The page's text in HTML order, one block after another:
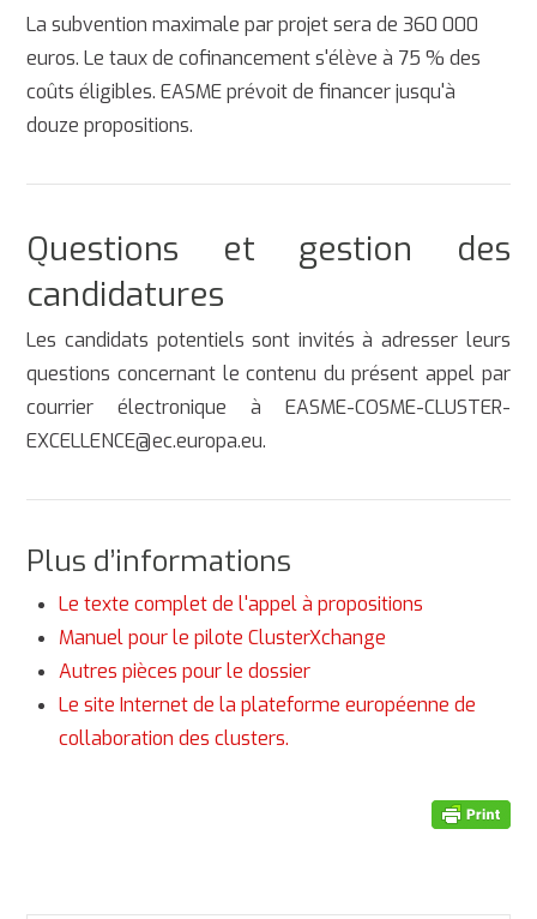
La subvention maximale par projet sera de 360 000
euros. Le taux de cofinancement s'élève à 75 % des
coûts éligibles. EASME prévoit de financer jusqu'à
douze propositions.
Questions et gestion des
candidatures
Les candidats potentiels sont invités à adresser leurs
questions concernant le contenu du présent appel par
courrier électronique à EASME-COSME-CLUSTER-
EXCELLENCE@ec.europa.eu.
Plus d’informations
Le texte complet de l'appel à propositions
Manuel pour le pilote ClusterXchange
Autres pièces pour le dossier
Le site Internet de la plateforme européenne de
collaboration des clusters.